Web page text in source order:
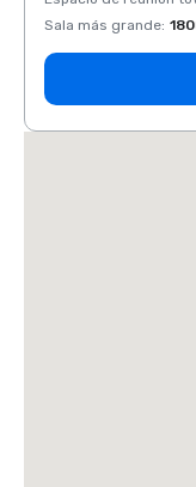
Sala más grande: